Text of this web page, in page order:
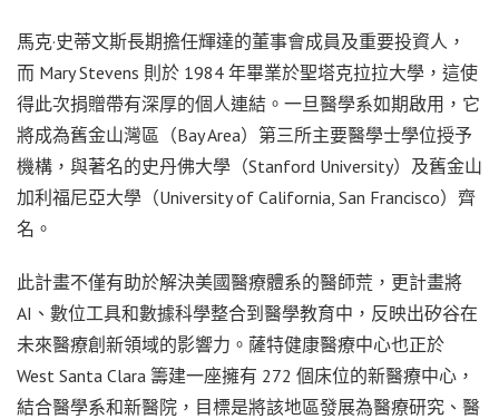
馬克·史蒂文斯長期擔任輝達的董事會成員及重要投資人，
而 Mary Stevens 則於 1984 年畢業於聖塔克拉拉大學，這使
得此次捐贈帶有深厚的個人連結。一旦醫學系如期啟用，它
將成為舊金山灣區（Bay Area）第三所主要醫學士學位授予
機構，與著名的史丹佛大學（Stanford University）及舊金山
加利福尼亞大學（University of California, San Francisco）齊
名。
此計畫不僅有助於解決美國醫療體系的醫師荒，更計畫將
AI、數位工具和數據科學整合到醫學教育中，反映出矽谷在
未來醫療創新領域的影響力。薩特健康醫療中心也正於
West Santa Clara 籌建一座擁有 272 個床位的新醫療中心，
結合醫學系和新醫院，目標是將該地區發展為醫療研究、醫